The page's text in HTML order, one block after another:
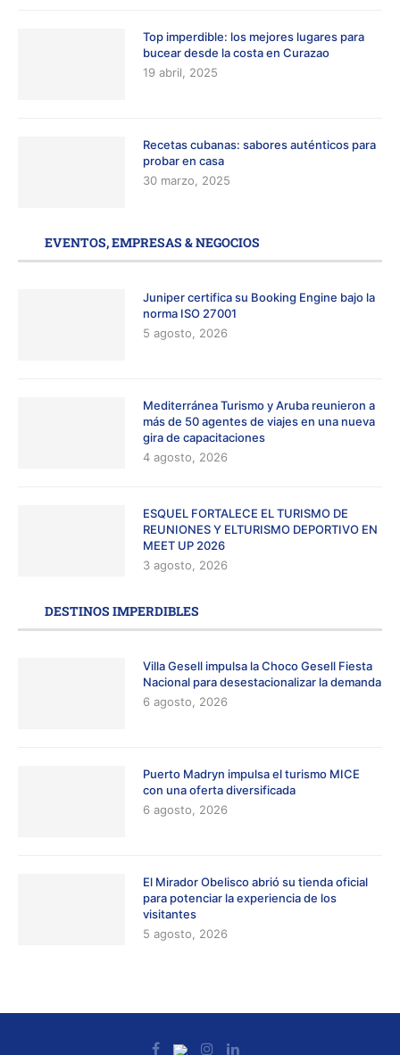
Top imperdible: los mejores lugares para
bucear desde la costa en Curazao
19 abril, 2025
Recetas cubanas: sabores auténticos para
probar en casa
30 marzo, 2025
EVENTOS, EMPRESAS & NEGOCIOS
Juniper certifica su Booking Engine bajo la
norma ISO 27001
5 agosto, 2026
Mediterránea Turismo y Aruba reunieron a
más de 50 agentes de viajes en una nueva
gira de capacitaciones
4 agosto, 2026
ESQUEL FORTALECE EL TURISMO DE
REUNIONES Y ELTURISMO DEPORTIVO EN
MEET UP 2026
3 agosto, 2026
DESTINOS IMPERDIBLES
Villa Gesell impulsa la Choco Gesell Fiesta
Nacional para desestacionalizar la demanda
6 agosto, 2026
Puerto Madryn impulsa el turismo MICE
con una oferta diversificada
6 agosto, 2026
El Mirador Obelisco abrió su tienda oficial
para potenciar la experiencia de los
visitantes
5 agosto, 2026